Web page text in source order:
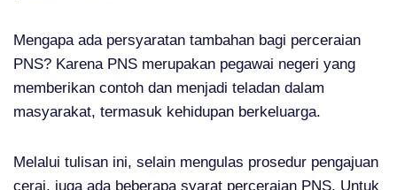
Mengapa ada persyaratan tambahan bagi perceraian
PNS? Karena PNS merupakan pegawai negeri yang
memberikan contoh dan menjadi teladan dalam
masyarakat, termasuk kehidupan berkeluarga.
Melalui tulisan ini, selain mengulas prosedur pengajuan
cerai, juga ada beberapa syarat perceraian PNS. Untuk